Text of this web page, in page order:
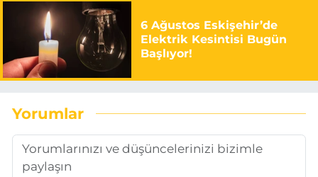
6 Ağustos Eskişehir’de
Elektrik Kesintisi Bugün
Başlıyor!
Yorumlar